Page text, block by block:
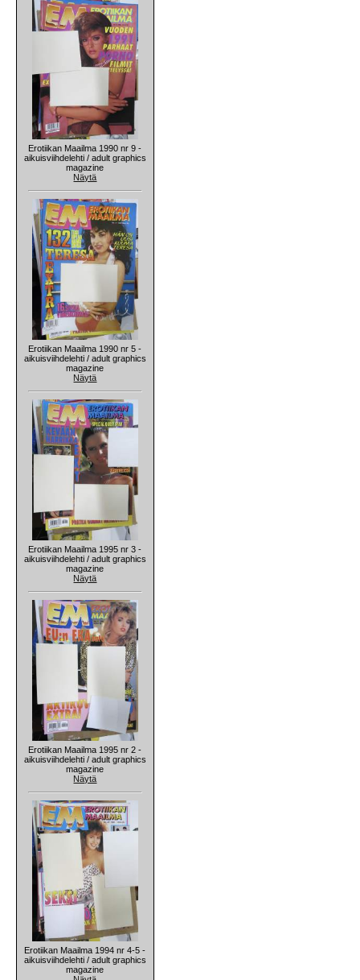
Erotiikan Maailma 1990 nr 9 -
aikuisviihdelehti / adult graphics
magazine
Näytä
Erotiikan Maailma 1990 nr 5 -
aikuisviihdelehti / adult graphics
magazine
Näytä
Erotiikan Maailma 1995 nr 3 -
aikuisviihdelehti / adult graphics
magazine
Näytä
Erotiikan Maailma 1995 nr 2 -
aikuisviihdelehti / adult graphics
magazine
Näytä
Erotiikan Maailma 1994 nr 4-5 -
aikuisviihdelehti / adult graphics
magazine